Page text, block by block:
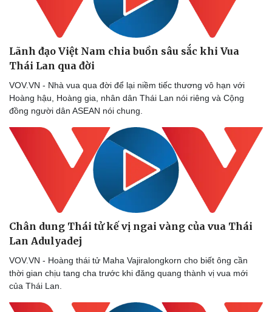
Vì cộng đồng
Chuyển đổi số
Lãnh đạo Việt Nam chia buồn sâu sắc khi Vua
Thái Lan qua đời
VOV.VN - Nhà vua qua đời để lại niềm tiếc thương vô hạn với
Hoàng hậu, Hoàng gia, nhân dân Thái Lan nói riêng và Cộng
đồng người dân ASEAN nói chung.
Chân dung Thái tử kế vị ngai vàng của vua Thái
Lan Adulyadej
VOV.VN - Hoàng thái tử Maha Vajiralongkorn cho biết ông cần
thời gian chịu tang cha trước khi đăng quang thành vị vua mới
của Thái Lan.